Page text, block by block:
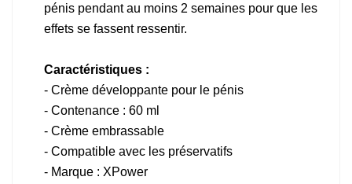
pénis pendant au moins 2 semaines pour que les
effets se fassent ressentir.
Caractéristiques :
- Crème développante pour le pénis
- Contenance : 60 ml
- Crème embrassable
- Compatible avec les préservatifs
- Marque : XPower